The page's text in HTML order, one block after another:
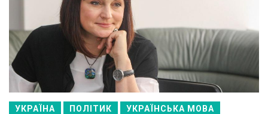
УКРАЇНА ПОЛІТИК УКРАЇНСЬКА МОВА